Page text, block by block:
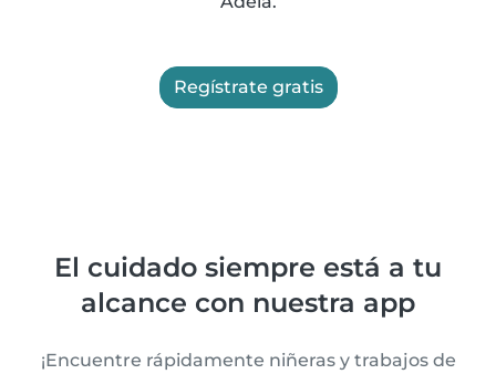
Regístrate gratis
El cuidado siempre está a tu
alcance con nuestra app
¡Encuentre rápidamente niñeras y trabajos de